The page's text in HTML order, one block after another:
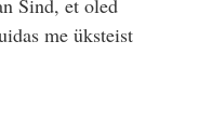
me üksteist